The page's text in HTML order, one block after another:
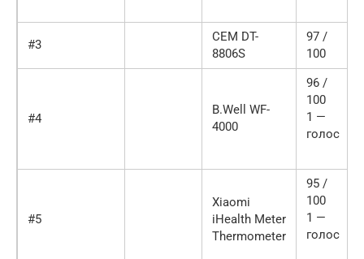
#3
CEM DT-
8806S
97 /
100
#4
B.Well WF-
4000
96 /
100
1 —
голос
#5
Xiaomi
iHealth Meter
Thermometer
95 /
100
1 —
голос